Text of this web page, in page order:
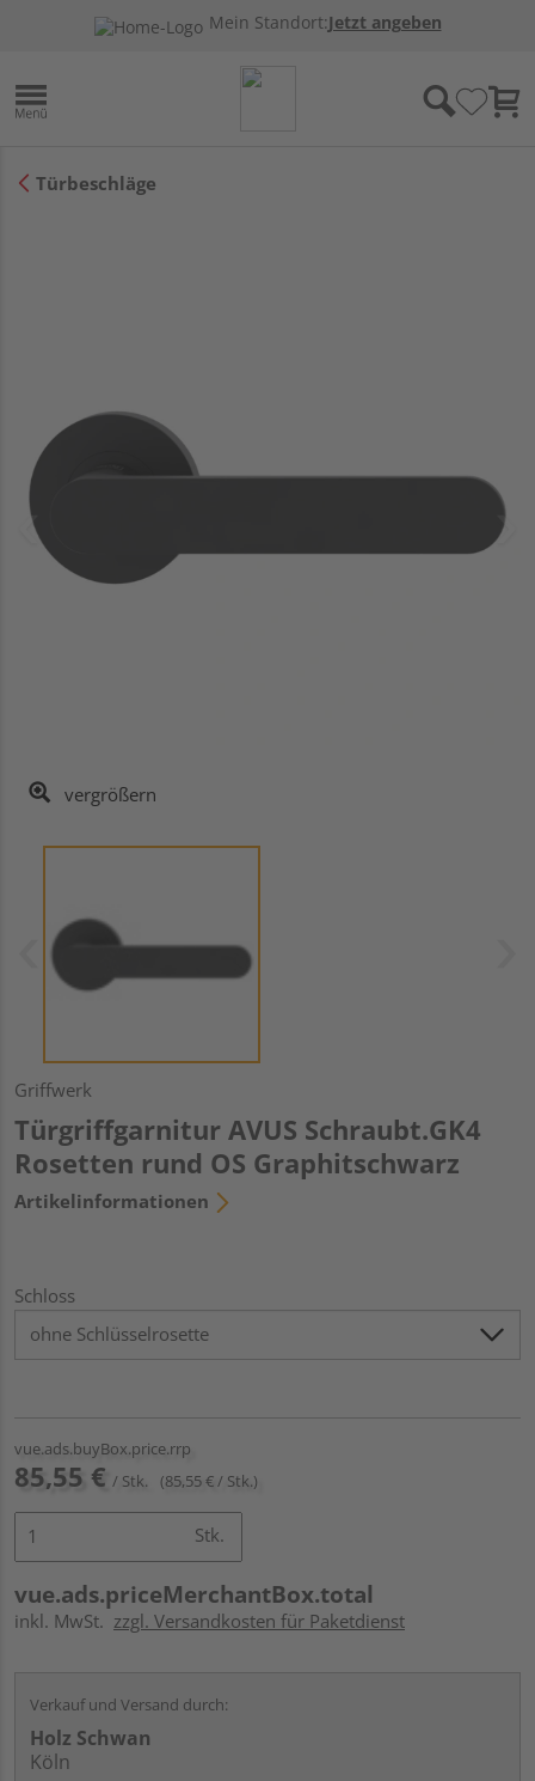
Mein Standort:Jetzt angeben
Türbeschläge
vergrößern
Griffwerk
Türgriffgarnitur AVUS Schraubt.GK4
Rosetten rund OS Graphitschwarz
Artikelinformationen
Schloss
vue.ads.buyBox.price.rrp
85,55 € / Stk. (85,55 € / Stk.)
Stk.
vue.ads.priceMerchantBox.total
inkl. MwSt. zzgl. Versandkosten für Paketdienst
Verkauf und Versand durch:
Holz Schwan
Köln